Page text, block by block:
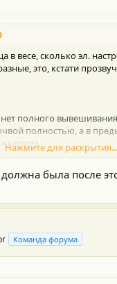
в весе, сколько эл.
это, кстати
полного
полностью, а в
цепляя.
подставляли.
Нажмите для раскрытия...
должна была после
Команда форума